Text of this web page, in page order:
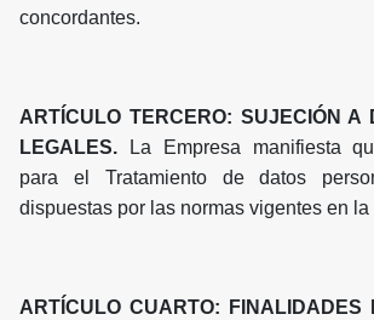
concordantes.
ARTÍCULO TERCERO: SUJECIÓN A
LEGALES.
La Empresa manifiesta
para el Tratamiento de datos
dispuestas por las normas vigentes en la
ARTÍCULO CUARTO: FINALIDADES